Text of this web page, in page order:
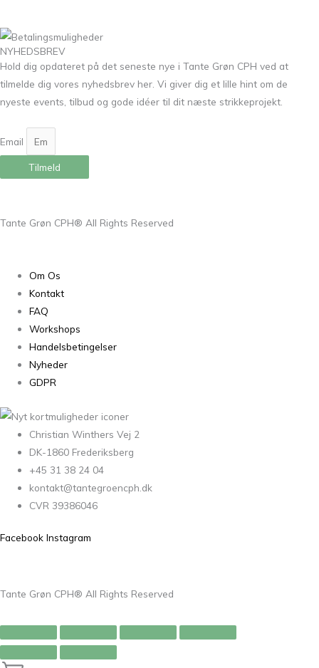
NYHEDSBREV
Hold dig opdateret på det seneste nye i Tante Grøn CPH ved at
tilmelde dig vores nyhedsbrev her. Vi giver dig et lille hint om de
nyeste events, tilbud og gode idéer til dit næste strikkeprojekt.
Email
Tilmeld
Tante Grøn CPH® All Rights Reserved
Om Os
Kontakt
FAQ
Workshops
Handelsbetingelser
Nyheder
GDPR
Christian Winthers Vej 2
DK-1860 Frederiksberg
+45 31 38 24 04
kontakt@tantegroencph.dk
CVR 39386046
Facebook Instagram
Tante Grøn CPH® All Rights Reserved